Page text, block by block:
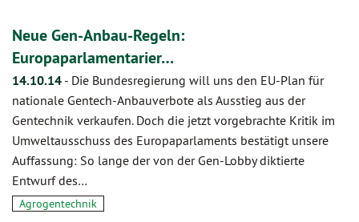
Neue Gen-Anbau-Regeln:
Europaparlamentarier…
14.10.14 - Die Bundesregierung will uns den EU-Plan für
nationale Gentech-Anbauverbote als Ausstieg aus der
Gentechnik verkaufen. Doch die jetzt vorgebrachte Kritik im
Umweltausschuss des Europaparlaments bestätigt unsere
Auffassung: So lange der von der Gen-Lobby diktierte
Entwurf des…
Agrogentechnik